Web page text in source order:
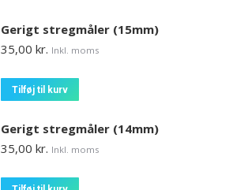
Gerigt stregmåler (15mm)
35,00 kr. Inkl. moms
Tilføj til kurv
Gerigt stregmåler (14mm)
35,00 kr. Inkl. moms